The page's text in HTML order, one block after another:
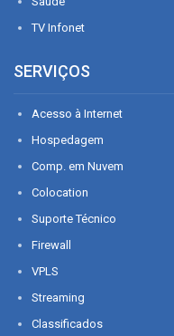
TV Infonet
SERVIÇOS
Acesso à Internet
Hospedagem
Comp. em Nuvem
Colocation
Suporte Técnico
Firewall
VPLS
Streaming
Classificados